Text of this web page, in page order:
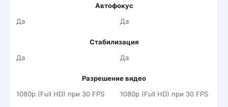
Автофокус
Да
Да
Стабилизация
Да
Да
Разрешение видео
1080p (Full HD) при 30 FPS
1080p (Full HD) при 30 FPS